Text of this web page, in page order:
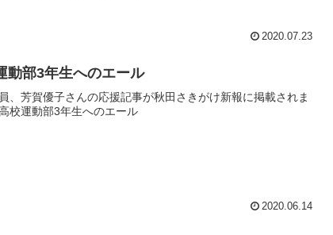
2020.07.23
動部3年生へのエール
、芳賀優子さんの応援記事が秋田さきがけ新報に掲載されま
校運動部3年生へのエール
2020.06.14